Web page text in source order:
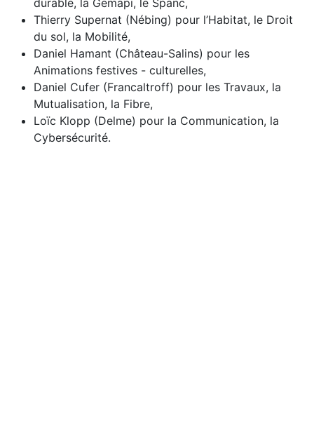
durable, la Gemapi, le Spanc,
Thierry Supernat (Nébing) pour l’Habitat, le Droit
du sol, la Mobilité,
Daniel Hamant (Château-Salins) pour les
Animations festives - culturelles,
Daniel Cufer (Francaltroff) pour les Travaux, la
Mutualisation, la Fibre,
Loïc Klopp (Delme) pour la Communication, la
Cybersécurité.